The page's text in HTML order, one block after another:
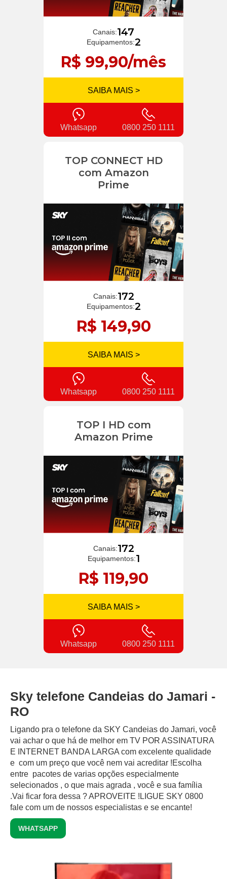
Canais:147
Equipamentos:2
R$ 99,90/mês
SAIBA MAIS >
Whatsapp 0800 250 1111
TOP CONNECT HD
com Amazon
Prime
Canais:172
Equipamentos:2
R$ 149,90
SAIBA MAIS >
Whatsapp 0800 250 1111
TOP I HD com
Amazon Prime
Canais:172
Equipamentos:1
R$ 119,90
SAIBA MAIS >
Whatsapp 0800 250 1111
Sky telefone Candeias do Jamari -
RO
Ligando pra o telefone da SKY Candeias do Jamari, você
vai achar o que há de melhor em TV POR ASSINATURA
E INTERNET BANDA LARGA com excelente qualidade
e com um preço que você nem vai acreditar !Escolha
entre pacotes de varias opções especialmente
selecionados , o que mais agrada , você e sua família
.Vai ficar fora dessa ? APROVEITE !LIGUE SKY 0800
fale com um de nossos especialistas e se encante!
WHATSAPP